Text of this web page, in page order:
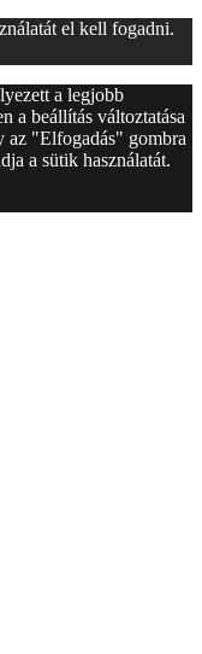
el kell fogadni.
a legjobb
a beállítás változtatása
az "Elfogadás" gombra
a sütik használatát.